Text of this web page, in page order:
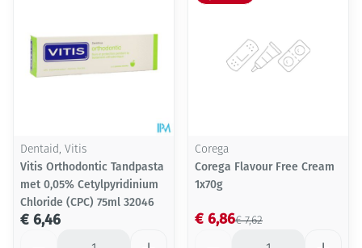
Dentaid, Vitis
Vitis Orthodontic Tandpasta
met 0,05% Cetylpyridinium
Chloride (CPC) 75ml 32046
€ 6,46
Corega
Corega Flavour Free Cream
1x70g
€ 7,62
€ 6,86